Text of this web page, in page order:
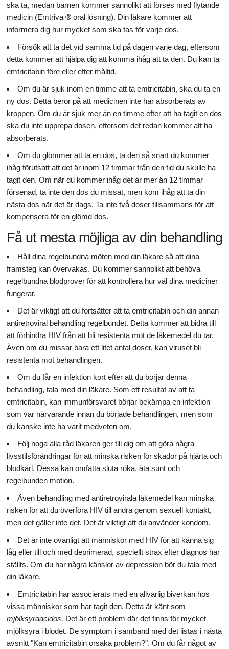
ska ta, medan barnen kommer sannolikt att förses med flytande
medicin (Emtriva ® oral lösning). Din läkare kommer att
informera dig hur mycket som ska tas för varje dos.
Försök att ta det vid samma tid på dagen varje dag, eftersom
detta kommer att hjälpa dig att komma ihåg att ta den. Du kan ta
emtricitabin före eller efter måltid.
Om du är sjuk inom en timme att ta emtricitabin, ska du ta en
ny dos. Detta beror på att medicinen inte har absorberats av
kroppen. Om du är sjuk mer än en timme efter att ha tagit en dos
ska du inte upprepa dosen, eftersom det redan kommer att ha
absorberats.
Om du glömmer att ta en dos, ta den så snart du kommer
ihåg förutsatt att det är inom 12 timmar från den tid du skulle ha
tagit den. Om när du kommer ihåg det är mer än 12 timmar
försenad, ta inte den dos du missat, men kom ihåg att ta din
nästa dos när det är dags. Ta inte två doser tillsammans för att
kompensera för en glömd dos.
Få ut mesta möjliga av din behandling
Håll dina regelbundna möten med din läkare så att dina
framsteg kan övervakas. Du kommer sannolikt att behöva
regelbundna blodprover för att kontrollera hur väl dina mediciner
fungerar.
Det är viktigt att du fortsätter att ta emtricitabin och din annan
antiretroviral behandling regelbundet. Detta kommer att bidra till
att förhindra HIV från att bli resistenta mot de läkemedel du tar.
Även om du missar bara ett litet antal doser, kan viruset bli
resistenta mot behandlingen.
Om du får en infektion kort efter att du börjar denna
behandling, tala med din läkare. Som ett resultat av att ta
emtricitabin, kan immunförsvaret börjar bekämpa en infektion
som var närvarande innan du började behandlingen, men som
du kanske inte ha varit medveten om.
Följ noga alla råd läkaren ger till dig om att göra några
livsstilsförändringar för att minska risken för skador på hjärta och
blodkärl. Dessa kan omfatta sluta röka, äta sunt och
regelbunden motion.
Även behandling med antiretrovirala läkemedel kan minska
risken för att du överföra HIV till andra genom sexuell kontakt,
men det gäller inte det. Det är viktigt att du använder kondom.
Det är inte ovanligt att människor med HIV för att känna sig
låg eller till och med deprimerad, speciellt strax efter diagnos har
ställts. Om du har några känslor av depression bör du tala med
din läkare.
Emtricitabin har associerats med en allvarlig biverkan hos
vissa människor som har tagit den. Detta är känt som
mjölksyraacidos. Det är ett problem där det finns för mycket
mjölksyra i blodet. De symptom i samband med det listas i nästa
avsnitt "Kan emtricitabin orsaka problem?". Om du får något av